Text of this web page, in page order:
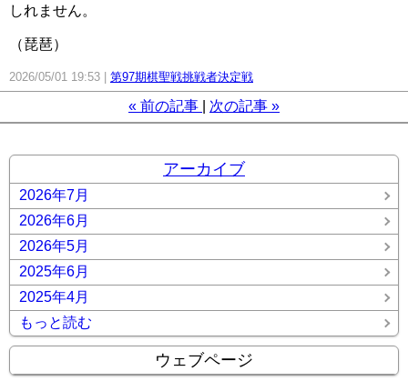
しれません。
（琵琶）
2026/05/01 19:53 第97期棋聖戦挑戦者決定戦
« 前の記事 次の記事 »
アーカイブ
2026年7月
2026年6月
2026年5月
2025年6月
2025年4月
もっと読む
ウェブページ